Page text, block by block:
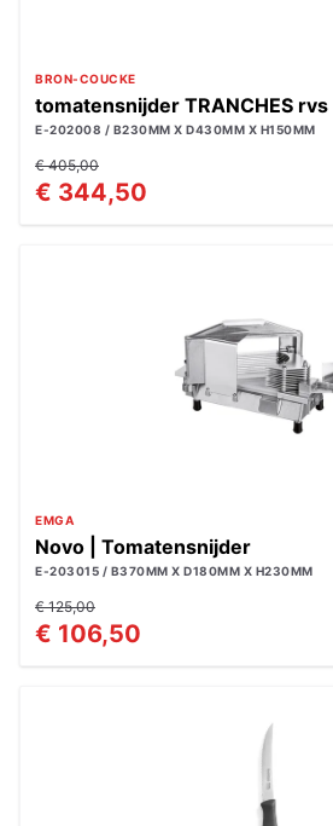
BRON-COUCKE
tomatensnijder TRANCHES rvs
E-202008 / B230MM X D430MM X H150MM
€ 405,00
€ 344,50
EMGA
Novo | Tomatensnijder
E-203015 / B370MM X D180MM X H230MM
€ 125,00
€ 106,50